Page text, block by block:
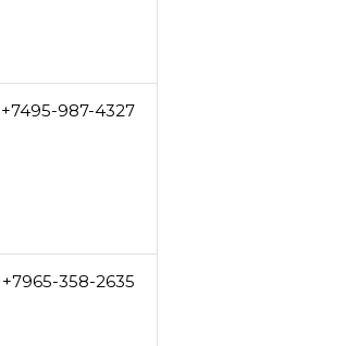
+7495-987-4327
+7965-358-2635